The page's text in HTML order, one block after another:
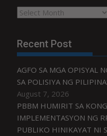
Archives
Recent Post
AGFO SA MGA OPISYAL
SA POLISIYA NG
August 7, 2026
PBBM HUMIRIT SA
IMPLEMENTASYON NG
PUBLIKO HINIKAYAT NI